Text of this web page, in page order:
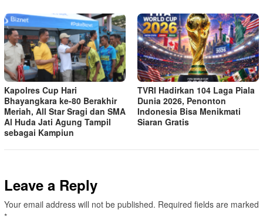
Kapolres Cup Hari
Bhayangkara ke-80 Berakhir
Meriah, All Star Sragi dan SMA
Al Huda Jati Agung Tampil
sebagai Kampiun
TVRI Hadirkan 104 Laga Piala
Dunia 2026, Penonton
Indonesia Bisa Menikmati
Siaran Gratis
Leave a Reply
Your email address will not be published. Required fields are marked
*